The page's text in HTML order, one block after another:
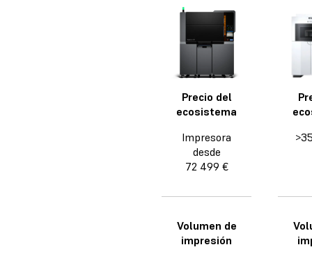
Precio del
ecosistema
Impresora
desde
72 499 €
Volumen de
impresión